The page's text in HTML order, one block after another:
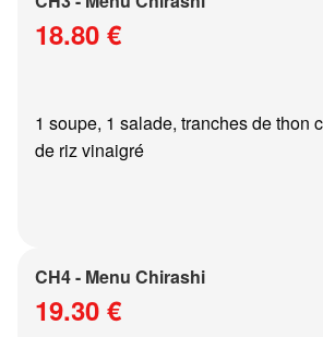
18.80 €
1 soupe, 1 salade, tranches de thon
de riz vinaigré
CH4 - Menu Chirashi
19.30 €